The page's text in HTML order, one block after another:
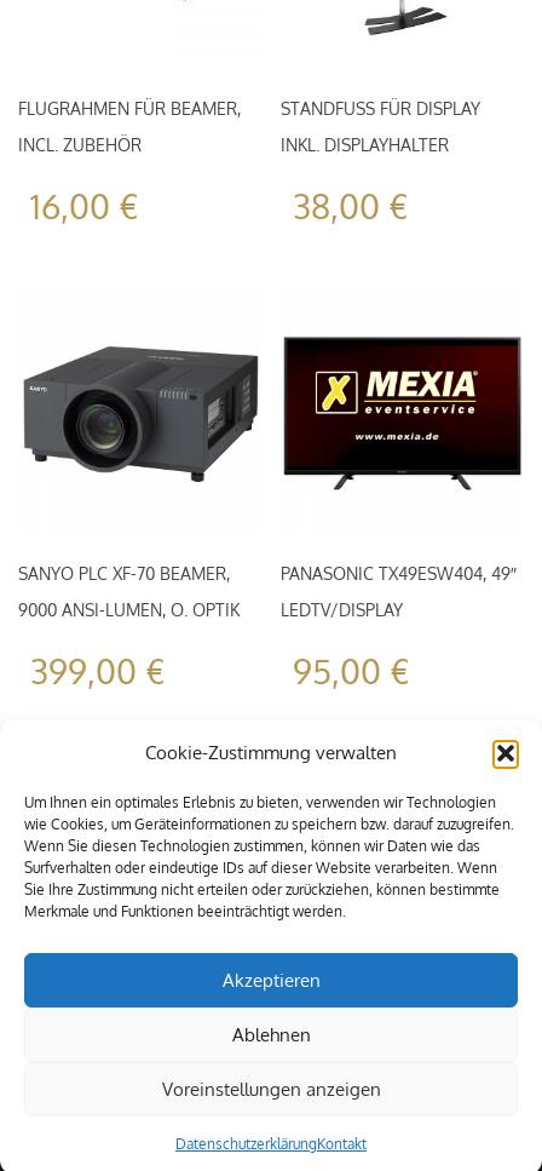
Cookie-Zustimmung verwalten
Um Ihnen ein optimales Erlebnis zu bieten, verwenden wir Technologien
wie Cookies, um Geräteinformationen zu speichern bzw. darauf zuzugreifen.
Wenn Sie diesen Technologien zustimmen, können wir Daten wie das
Surfverhalten oder eindeutige IDs auf dieser Website verarbeiten. Wenn
Sie Ihre Zustimmung nicht erteilen oder zurückziehen, können bestimmte
Merkmale und Funktionen beeinträchtigt werden.
Akzeptieren
Ablehnen
Voreinstellungen anzeigen
DatenschutzerklärungKontakt
FLUGRAHMEN FÜR BEAMER,
INCL. ZUBEHÖR
16,00 €
STANDFUSS FÜR DISPLAY I
NKL. DISPLAYHALTER
38,00 €
SANYO PLC XF-70 BEAMER,
9000 ANSI-LUMEN, O. OPTIK
399,00 €
PANASONIC TX49ESW404, 49″
LEDTV/DISPLAY
95,00 €